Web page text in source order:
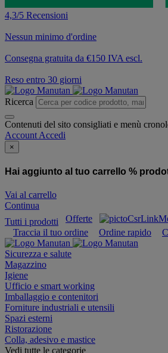
4,3/5 Recensioni
Nessun minimo d'ordine
Consegna gratuita da €150 IVA escl.
Reso entro 30 giorni
Ricerca
Contenuti del sito consigliati e menù
Account Accedi
×
Hai aggiunto al tuo carrello %
Vai al carrello
Continua
Tutti i prodotti
Offerte
Traccia il tuo ordine
Ordine rapido
Sicurezza e salute
Magazzino
Igiene
Ufficio e smart working
Imballaggio e contenitori
Forniture industriali e utensili
Spazi esterni
Ristorazione
Colla, adesivo e mastice
Vedi tutte le categorie